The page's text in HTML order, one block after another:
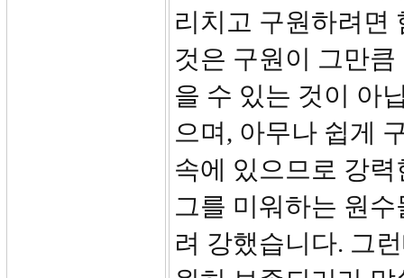
리치고 구원하려면
것은 구원이 그만
을 수 있는 것이 아
으며, 아무나 쉽게
속에 있으므로 강
그를 미워하는 원
려 강했습니다. 그